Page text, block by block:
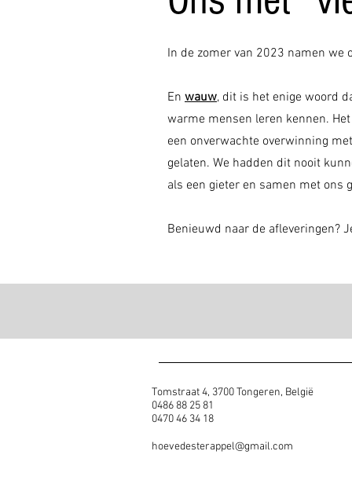
In de zomer van 2023 namen we
En wauw, dit is het enige woord
warme mensen leren kennen.
een onverwachte overwinning
gelaten. We hadden dit nooit
als een gieter en samen met ons
Benieuwd naar de afleveringen?
Tomstraat 4, 3700 Tongeren, België
0486 88 25 81
0470 46 34 18
hoevedesterappel@gmail.com